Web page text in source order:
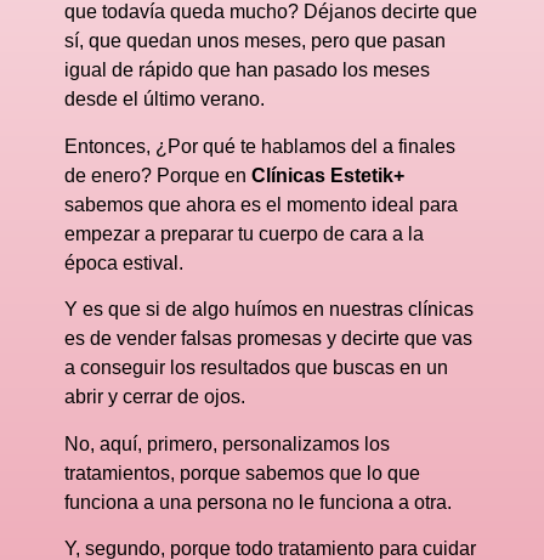
que todavía queda mucho? Déjanos decirte que
sí, que quedan unos meses, pero que pasan
igual de rápido que han pasado los meses
desde el último verano.
Entonces, ¿Por qué te hablamos del a finales
de enero? Porque enClínicas Estetik+
sabemos que ahora es el momento ideal para
empezar a preparar tu cuerpo de cara a la
época estival.
Y es que si de algo huímos en nuestras clínicas
es de vender falsas promesas y decirte que vas
a conseguir los resultados que buscas en un
abrir y cerrar de ojos.
No, aquí, primero, personalizamos los
tratamientos, porque sabemos que lo que
funciona a una persona no le funciona a otra.
Y, segundo, porque todo tratamiento para cuidar